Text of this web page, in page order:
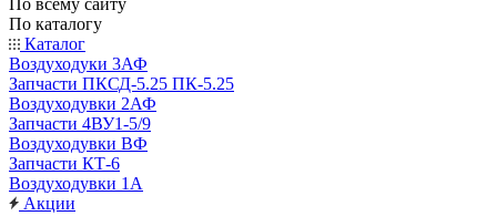
По всему сайту
По каталогу
Каталог
Воздуходуки 3АФ
Запчасти ПКСД-5.25 ПК-5.25
Воздуходувки 2АФ
Запчасти 4ВУ1-5/9
Воздуходувки ВФ
Запчасти КТ-6
Воздуходувки 1А
Акции